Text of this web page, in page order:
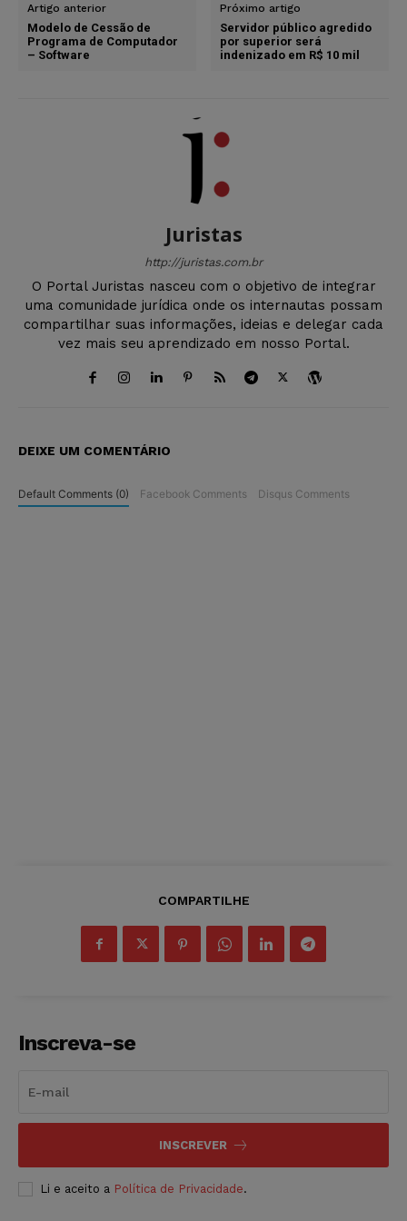
Artigo anterior
Modelo de Cessão de
Programa de Computador
– Software
Próximo artigo
Servidor público agredido
por superior será
indenizado em R$ 10 mil
Juristas
http://juristas.com.br
O Portal Juristas nasceu com o objetivo de integrar
uma comunidade jurídica onde os internautas possam
compartilhar suas informações, ideias e delegar cada
vez mais seu aprendizado em nosso Portal.
DEIXE UM COMENTÁRIO
Default Comments (0) Facebook Comments Disqus Comments
COMPARTILHE
Inscreva-se
INSCREVER
Li e aceito a Política de Privacidade.